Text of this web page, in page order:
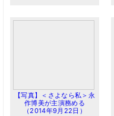
【写真】＜さよなら私＞永
作博美が主演務める
（2014年9月22日）